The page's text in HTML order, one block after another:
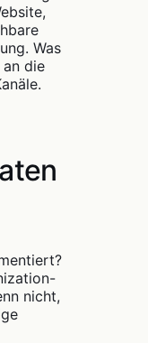
Was
die
nicht,